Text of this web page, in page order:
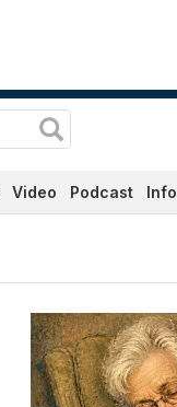
Video Podcast Info